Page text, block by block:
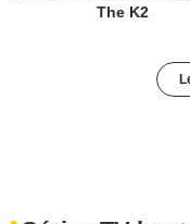
The K2